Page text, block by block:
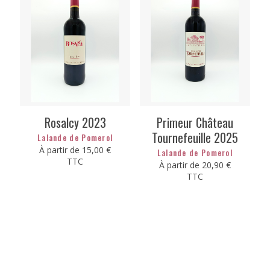
Rosalcy 2023
Lalande de Pomerol
À partir de 15,00€
TTC
Primeur Château
Tournefeuille 2025
Lalande de Pomerol
À partir de 20,90 €
TTC